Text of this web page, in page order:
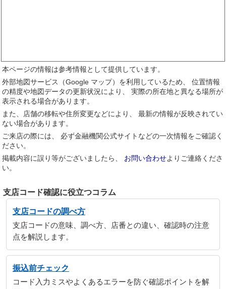
本ページの情報は参考情報として提供しています。
外部地図サービス（Google マップ）を利用しているため、 位置情報
の精度や地図データの更新状況により、 実際の所在地と異なる場所が
表示される場合があります。
また、店舗の移転や住所変更などにより、 最新の情報が反映されてい
ない場合があります。
ご来店の際には、 必ず金融機関公式サイトなどの一次情報をご確認く
ださい。
掲載内容に誤り等がございましたら、 お問い合わせよりご連絡くださ
い。
支店コード確認に役立つコラム
支店コードの調べ方
支店コードの意味、調べ方、店番との違い、確認時の注意
点を解説します。
振込前チェック
コード入力ミスやよくあるエラーを防ぐ確認ポイントを解